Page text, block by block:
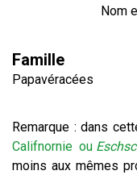
Nom
Famille
Papavéracées
Remarque : dans
Califnornie ou
moins aux mêmes